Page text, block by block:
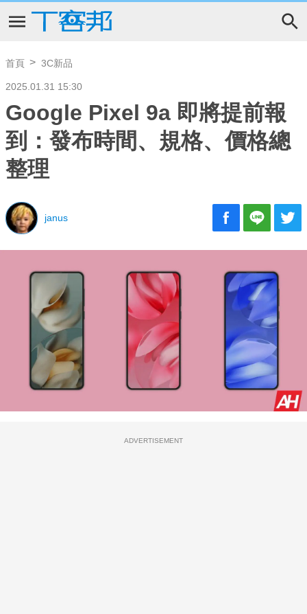
首頁 3C新品
2025.01.31 15:30
Google Pixel 9a 即將提前報
到：發布時間、規格、價格總
整理
janus
ADVERTISEMENT